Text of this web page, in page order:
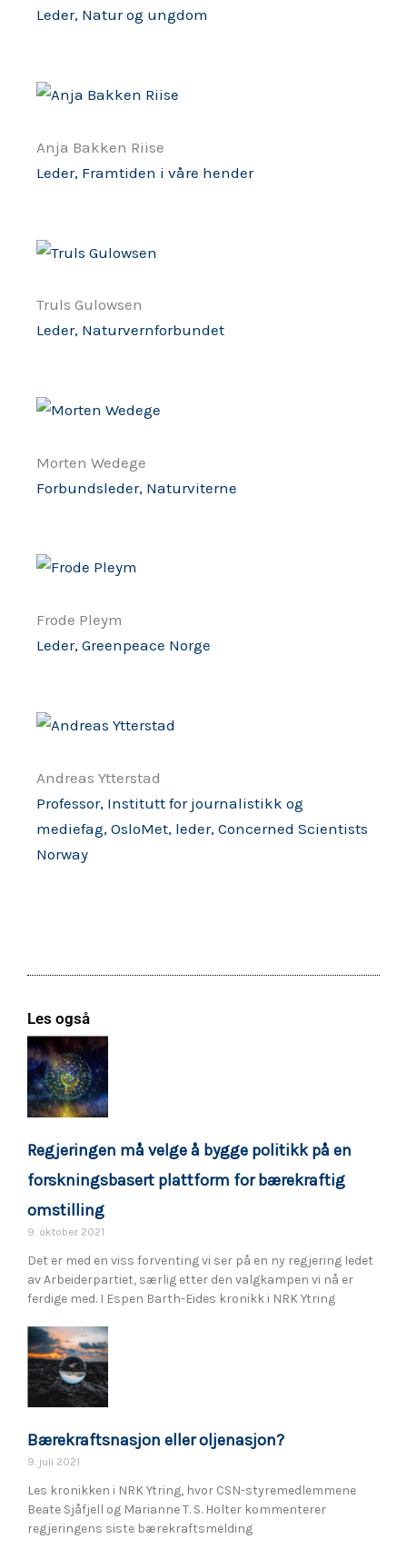
Leder, Natur og ungdom
Anja Bakken Riise
Leder, Framtiden i våre hender
Truls Gulowsen
Leder, Naturvernforbundet
Morten Wedege
Forbundsleder, Naturviterne
Frode Pleym
Leder, Greenpeace Norge
Andreas Ytterstad
Professor, Institutt for journalistikk og
mediefag, OsloMet, leder, Concerned Scientists
Norway
Les også
Regjeringen må velge å bygge politikk på en
forskningsbasert plattform for bærekraftig
omstilling
9. oktober 2021
Det er med en viss forventing vi ser på en ny regjering ledet
av Arbeiderpartiet, særlig etter den valgkampen vi nå er
ferdige med. I Espen Barth-Eides kronikk i NRK Ytring
Bærekraftsnasjon eller oljenasjon?
9. juli 2021
Les kronikken i NRK Ytring, hvor CSN-styremedlemmene
Beate Sjåfjell og Marianne T. S. Holter kommenterer
regjeringens siste bærekraftsmelding